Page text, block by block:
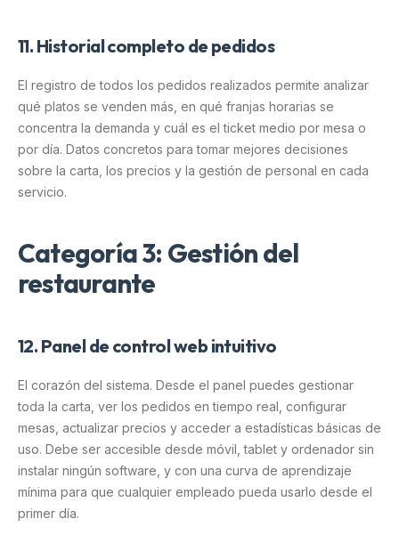
11. Historial completo de pedidos
El registro de todos los pedidos realizados permite analizar
qué platos se venden más, en qué franjas horarias se
concentra la demanda y cuál es el ticket medio por mesa o
por día. Datos concretos para tomar mejores decisiones
sobre la carta, los precios y la gestión de personal en cada
servicio.
Categoría 3: Gestión del
restaurante
12. Panel de control web intuitivo
El corazón del sistema. Desde el panel puedes gestionar
toda la carta, ver los pedidos en tiempo real, configurar
mesas, actualizar precios y acceder a estadísticas básicas de
uso. Debe ser accesible desde móvil, tablet y ordenador sin
instalar ningún software, y con una curva de aprendizaje
mínima para que cualquier empleado pueda usarlo desde el
primer día.